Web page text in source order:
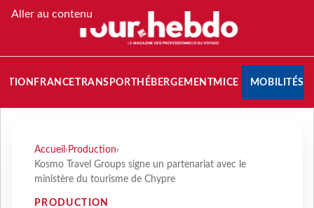
Aller au contenu
FRANCETRANSPORT HÉBERGEMENTMICE MOBILITÉS
Accueil › Production›
Kosmo Travel Groups signe un partenariat avec le
ministère du tourisme de Chypre
PRODUCTION